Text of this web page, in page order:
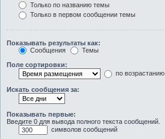
Только по названию темы
Только в первом сообщении темы
Показывать результаты как:
Сообщения
Темы
Поле сортировки:
по возрастанию
Искать сообщения за:
Показывать первые:
Введите 0 для вывода полного текста сообщений.
символов сообщений